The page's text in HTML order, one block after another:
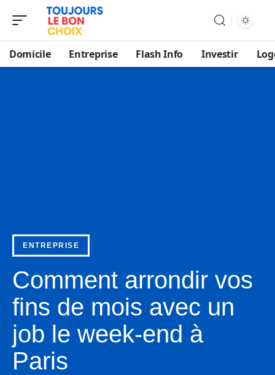
Domicile Entreprise Flash Info Investir
ENTREPRISE
Comment arrondir vos
fins de mois avec un
job le week-end à
Paris